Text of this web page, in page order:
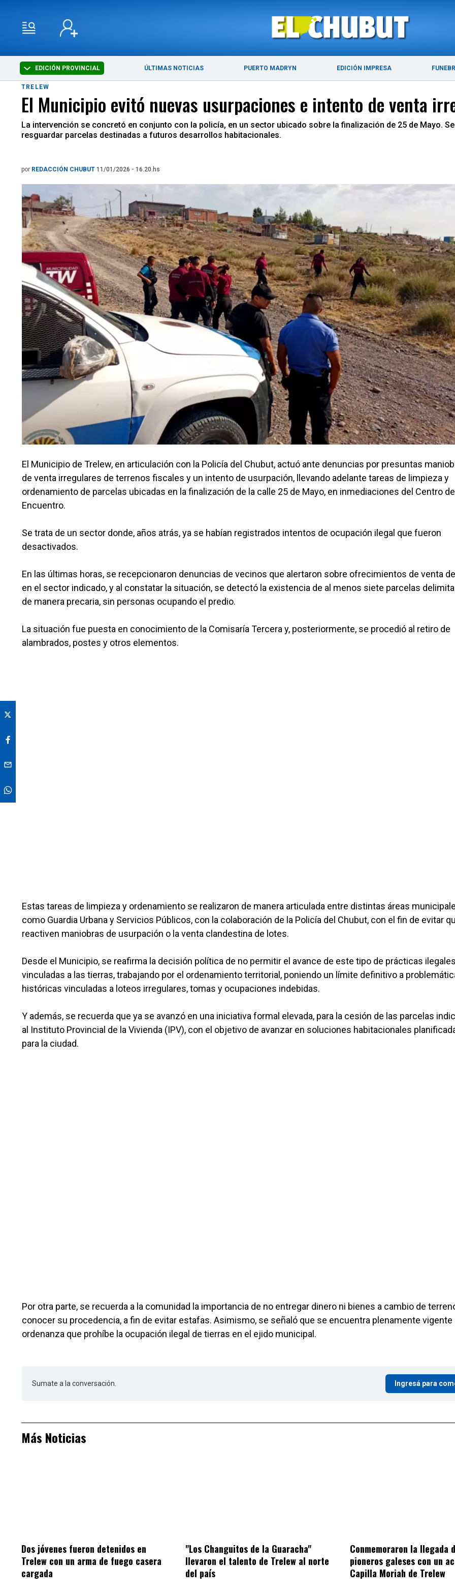
EDICIÓN PROVINCIAL ÚLTIMAS NOTICIAS PUERTO MADRYN EDICIÓN IMPRESA
ÚLTIMAS NOTICIAS PUERTO MADRYN
TRELEW
El Municipio evitó nuevas usurpaciones e intento de venta
La intervención se concretó en conjunto con la policía, en un sector ubicado sobre la finalización de 25 de Mayo.
resguardar parcelas destinadas a futuros desarrollos habitacionales.
por REDACCIÓN CHUBUT 11/01/2026 - 16.20.hs
El Municipio de Trelew, en articulación con la Policía del Chubut, actuó ante denuncias por presuntas
de venta irregulares de terrenos fiscales y un intento de usurpación, llevando adelante tareas de limpieza y
ordenamiento de parcelas ubicadas en la finalización de la calle 25 de Mayo, en inmediaciones del Centro de
Encuentro.
Se trata de un sector donde, años atrás, ya se habían registrados intentos de ocupación ilegal que fueron
desactivados.
En las últimas horas, se recepcionaron denuncias de vecinos que alertaron sobre ofrecimientos de venta
en el sector indicado, y al constatar la situación, se detectó la existencia de al menos siete parcelas
de manera precaria, sin personas ocupando el predio.
La situación fue puesta en conocimiento de la Comisaría Tercera y, posteriormente, se procedió al retiro de
alambrados, postes y otros elementos.
Estas tareas de limpieza y ordenamiento se realizaron de manera articulada entre distintas áreas
como Guardia Urbana y Servicios Públicos, con la colaboración de la Policía del Chubut, con el fin de evitar
reactiven maniobras de usurpación o la venta clandestina de lotes.
Desde el Municipio, se reafirma la decisión política de no permitir el avance de este tipo de prácticas
vinculadas a las tierras, trabajando por el ordenamiento territorial, poniendo un límite definitivo a
históricas vinculadas a loteos irregulares, tomas y ocupaciones indebidas.
Y además, se recuerda que ya se avanzó en una iniciativa formal elevada, para la cesión de las parcelas
al Instituto Provincial de la Vivienda (IPV), con el objetivo de avanzar en soluciones habitacionales
para la ciudad.
Por otra parte, se recuerda a la comunidad la importancia de no entregar dinero ni bienes a cambio de
conocer su procedencia, a fin de evitar estafas. Asimismo, se señaló que se encuentra plenamente vigente
ordenanza que prohíbe la ocupación ilegal de tierras en el ejido municipal.
Sumate a la conversación. Ingresá para
Más Noticias
Dos jóvenes fueron detenidos en
Trelew con un arma de fuego casera
cargada
"Los Changuitos de la Guaracha"
llevaron el talento de Trelew al norte
del país
Conmemoraron la llegada
pioneros galeses con un
Capilla Moriah de Trelew